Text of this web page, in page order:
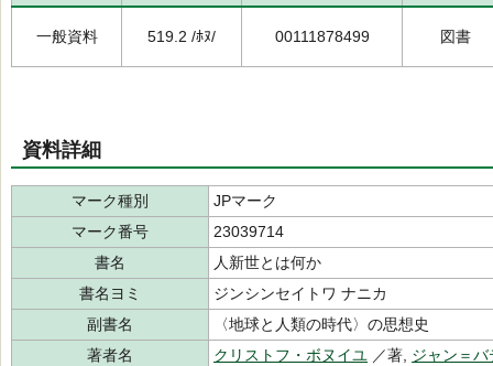
一般資料 519.2 /ﾎﾇ/ 00111878499 図書
資料詳細
マーク種別
JPマーク
マーク番号
23039714
書名
人新世とは何か
書名ヨミ
ジンシンセイトワ ナニカ
副書名
〈地球と人類の時代〉の思想史
著者名
クリストフ・ボヌイユ ／著, ジャン＝